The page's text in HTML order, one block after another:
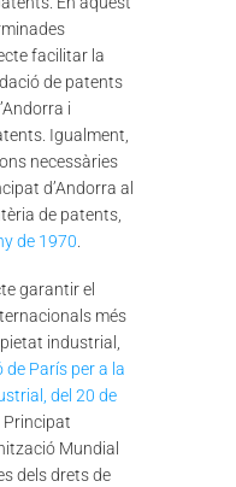
facilitar la
de patents
i
Igualment,
necessàries
d’Andorra al
de patents,
de 1970
garantir el
més
industrial,
de París per a la
del 20 de
Principat
Mundial
dels drets de